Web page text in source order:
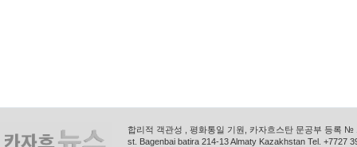
합리적 객관성 , 평화통일 기원, 카자흐스탄 문공부 등록
st. Bagenbai batira 214-13 Almaty Kazakhstan Tel. +7727